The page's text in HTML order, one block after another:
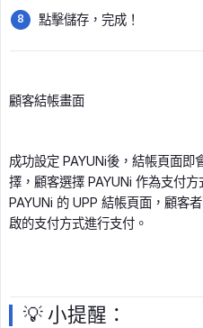
點擊儲存，完成！
顧客結帳畫面
成功設定 PAYUNi後，結帳頁面即
擇，顧客選擇 PAYUNi 作為支付
PAYUNi 的 UPP 結帳頁面，顧客
啟的支付方式進行支付。
💡 小提醒：